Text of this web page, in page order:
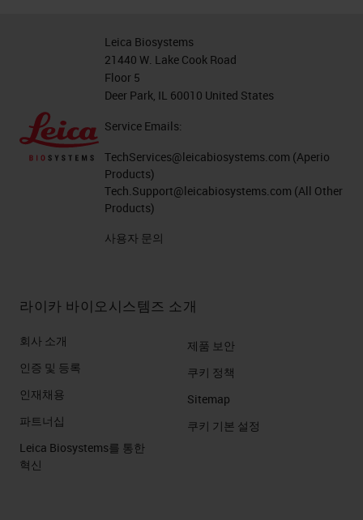
Leica Biosystems
21440 W. Lake Cook Road
Floor 5
Deer Park, IL 60010 United States
Service Emails:
TechServices@leicabiosystems.com (Aperio
Products)
Tech.Support@leicabiosystems.com (All Other
Products)
사용자 문의
라이카 바이오시스템즈 소개
회사 소개
인증 및 등록
인재채용
파트너십
Leica Biosystems를 통한
혁신
제품 보안
쿠키 정책
Sitemap
쿠키 기본 설정